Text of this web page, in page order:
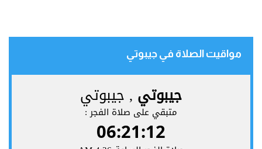
مواقيت الصلاة في جيبوتي‎